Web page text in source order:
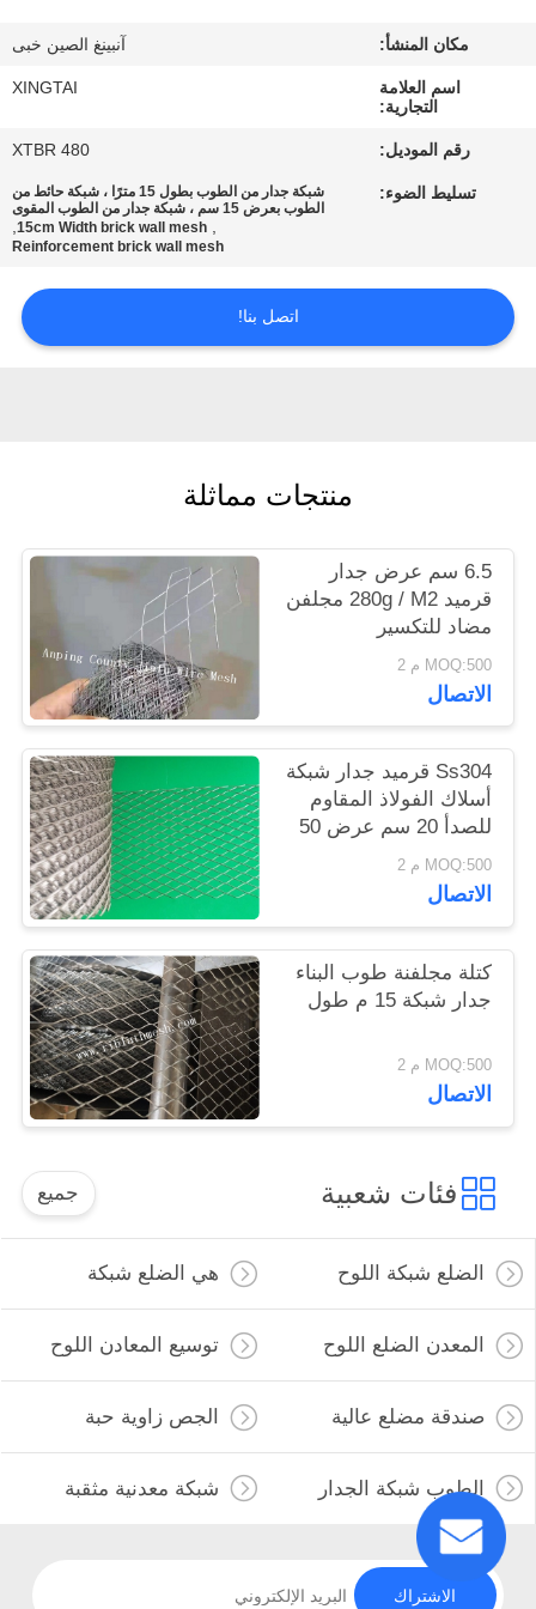
مراقبة
الجودة
اطلب
اقتباس
POLICY
مكان المنشأ: آنبينغ الصين خبى
اسم العلامة
التجارية:
XINGTAI
رقم الموديل: XTBR 480
تسليط الضوء:
شبكة جدار من الطوب بطول 15 مترًا ، شبكة حائط من
الطوب بعرض 15 سم ، شبكة جدار من الطوب المقوى
,
15cm Width brick wall mesh
,
Reinforcement brick wall mesh
اتصل بنا!
منتجات مماثلة
6.5 سم عرض جدار
قرميد 280g / M2 مجلفن
مضاد للتكسير
MOQ:500 م 2
الاتصال
Ss304 قرميد جدار شبكة
أسلاك الفولاذ المقاوم
للصدأ 20 سم عرض 50
م طول
MOQ:500 م 2
الاتصال
كتلة مجلفنة طوب البناء
جدار شبكة 15 م طول
MOQ:500 م 2
الاتصال
فئات شعبية جميع
الضلع شبكة اللوح هي الضلع شبكة
المعدن الضلع اللوح توسيع المعادن اللوح
صندقة مضلع عالية الجص زاوية حبة
الطوب شبكة الجدار شبكة معدنية مثقبة
الاشتراك